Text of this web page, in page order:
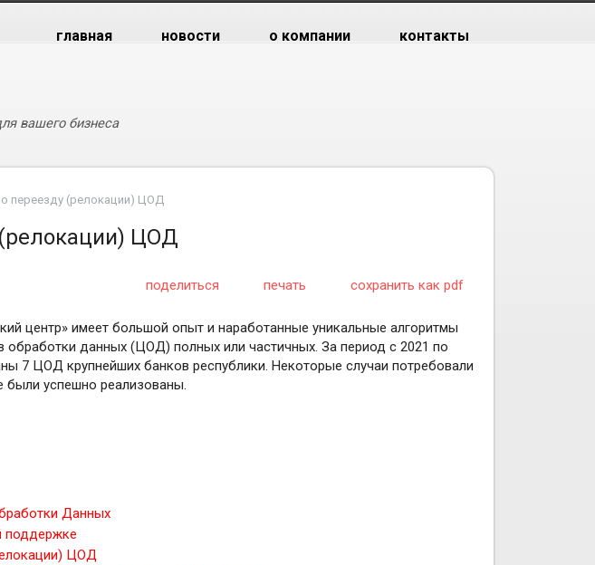
главная новости о компании контакты
вашего бизнеса
переезду (релокации) ЦОД
(релокации) ЦОД
поделиться печать сохранить как pdf
центр» имеет большой опыт и наработанные уникальные алгоритмы
обработки данных (ЦОД) полных или частичных. За период с 2021 по
7 ЦОД крупнейших банков республики. Некоторые случаи потребовали
были успешно реализованы.
Данных
поддержке
ЦОД